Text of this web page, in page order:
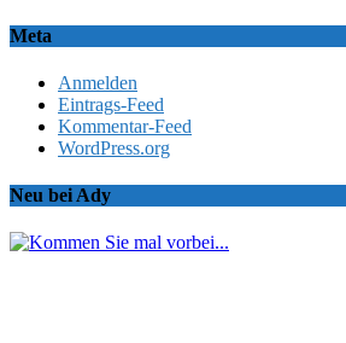
Meta
Anmelden
Eintrags-Feed
Kommentar-Feed
WordPress.org
Neu bei Ady